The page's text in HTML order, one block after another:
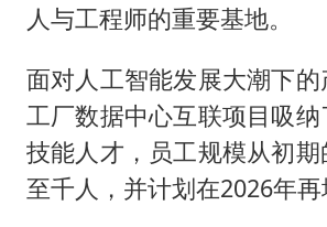
人与工程师的重要基地。
面对人工智能发展大潮下
工厂数据中心互联项目吸
技能人才，员工规模从初
至千人，并计划在2026年再